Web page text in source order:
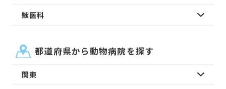
獣医科
都道府県から動物病院を探す
関東